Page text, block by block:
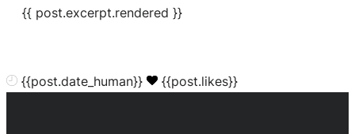
{{ post.excerpt.rendered }}
{{post.date_human}} {{post.likes}}